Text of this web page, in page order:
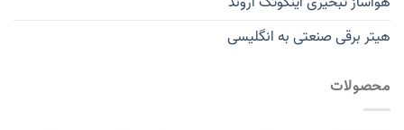
هیتر برقی صنعتی به انگلیسی
محصولات